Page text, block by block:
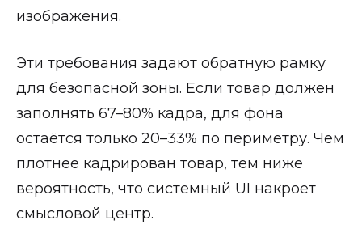
изображения.
Эти требования задают обратную рамку
для безопасной зоны. Если товар должен
заполнять 67–80% кадра, для фона
остаётся только 20–33% по периметру. Чем
плотнее кадрирован товар, тем ниже
вероятность, что системный UI накроет
смысловой центр.